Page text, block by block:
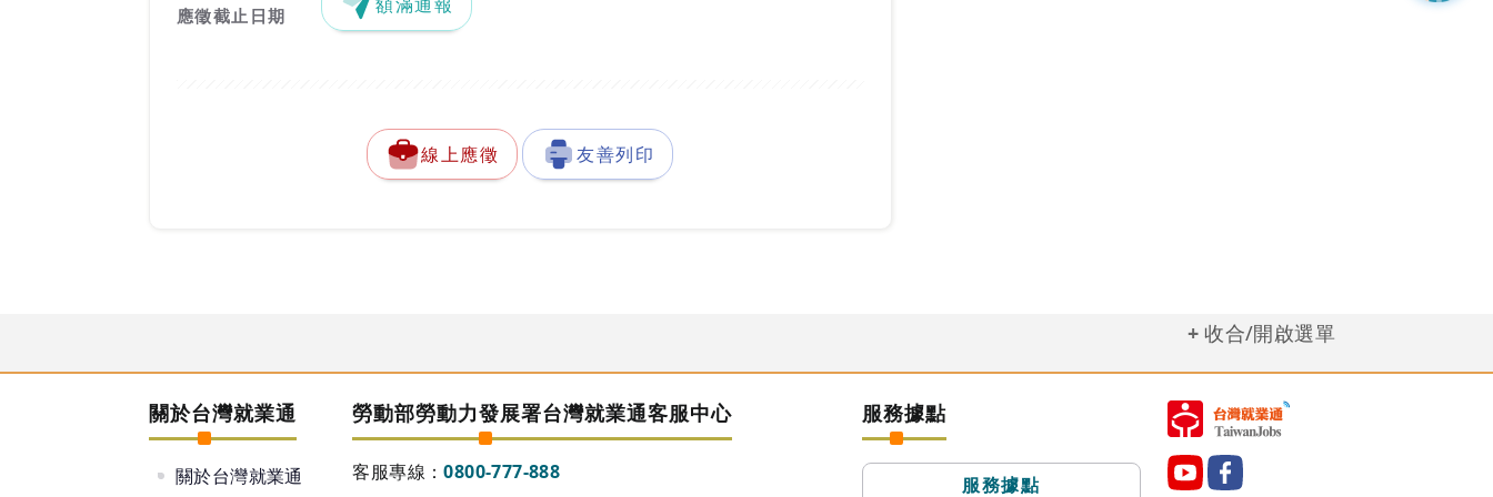
應徵截止日期
線上應徵 友善列印
收合/開啟選單
關於台灣就業通
關於台灣就業通
勞動部勞動力發展署台灣就業通客服中心
客服專線：0800-777-888
服務據點
服務據點